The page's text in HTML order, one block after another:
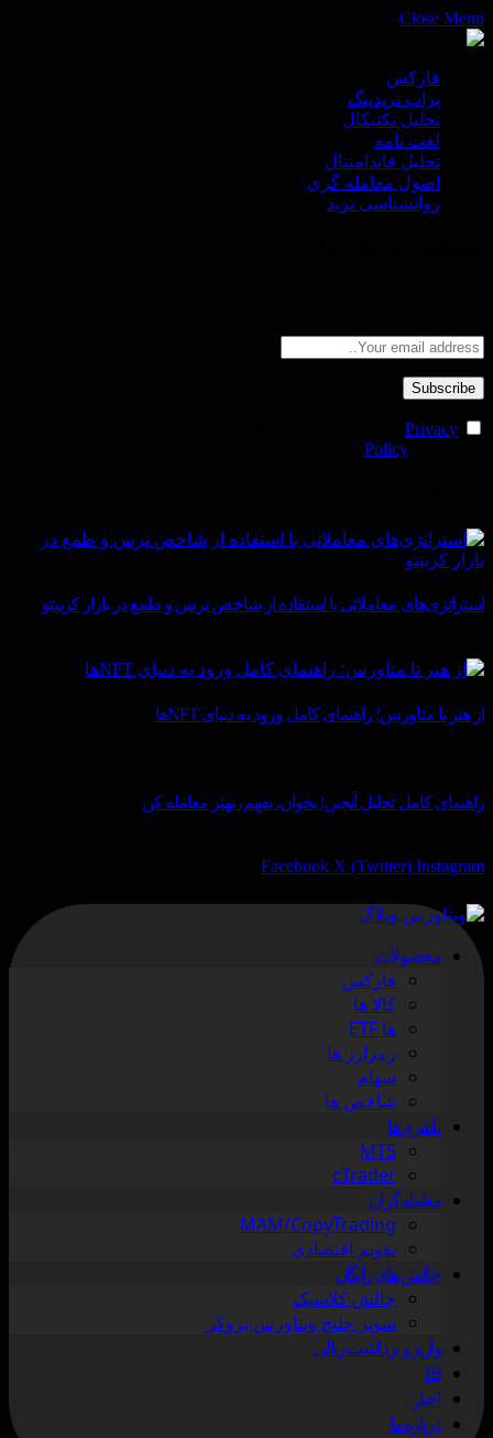
Close Menu
فاركس
پراپ تريدينگ
تحليل تكنيكال
لغت نامه
تحليل فاندامنتال
اصول معامله گرى
روانشناسى ترید
Privacy
Policy
استراتژی‌های معاملاتی با استفاده از شاخص ترس و طمع در بازار کریپتو
از هنر تا متاورس؛ راهنمای کامل ورود به دنیای NFTها
راهنمای کامل تحلیل آنچین؛ بخوان، بفهم، بهتر معامله کن
Facebook X (Twitter) Instagram
محصولات
فارکس
کالا ها
ها ETF
رمزارز ها
سهام
شاخص ها
پلتفرم ها
MT5
cTrader
معامله گران
MAM/CopyTrading
تقویم اقتصادی
چالش های رایگان
چالش کلاسیک
سوپر چلنج ویتاورس بروکر
واریز و برداشت ریالی
IB
اخبار
درباره ما